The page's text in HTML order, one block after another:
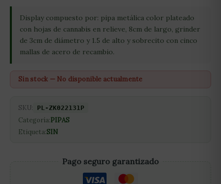
Display compuesto por: pipa metálica color plateado
con hojas de cannabis en relieve, 8cm de largo, grinder
de 3cm de diámetro y 1.5 de alto y sobrecito con cinco
mallas de acero de recambio.
Sin stock — No disponible actualmente
SKU: PL-ZK022131P
Categoría:PIPAS
Etiqueta:SIN
Pago seguro garantizado